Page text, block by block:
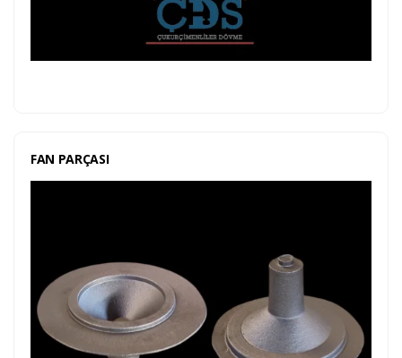
FAN PARÇASI